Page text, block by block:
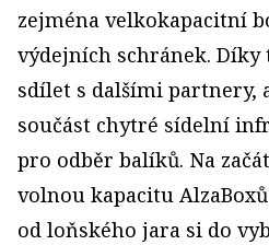
zejména velkokapacitní
výdejních schránek. Díky
sdílet s dalšími partnery,
součást chytré sídelní
pro odběr balíků. Na
volnou kapacitu
od loňského jara si do